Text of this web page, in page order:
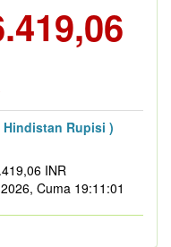
Hindistan Rupisi )
INR
Cuma 19:11:01